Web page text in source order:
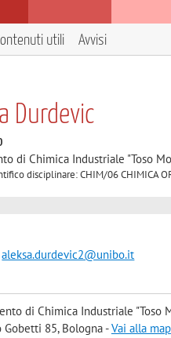
utili Avvisi
Durdevic
di Chimica Industriale "Toso
disciplinare: CHIM/06 CHIMICA
aleksa.durdevic2@unibo.it
di Chimica Industriale "Toso
Gobetti 85, Bologna -Vai alla